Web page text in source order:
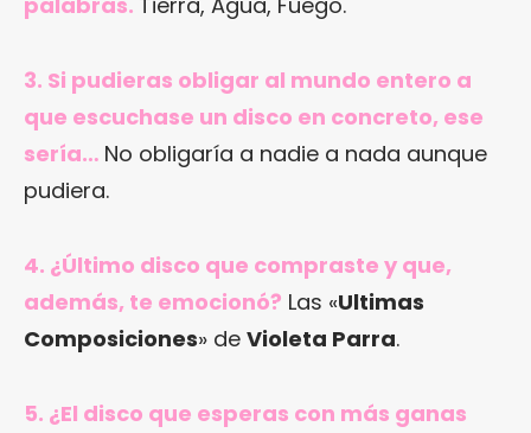
3. Si pudieras obligar al mundo entero a
que escuchase un disco en concreto, ese
sería… No obligaría a nadie a nada aunque
pudiera.
4. ¿Último disco que compraste y que,
además, te emocionó? Las «Ultimas
Composiciones» de Violeta Parra.
5. ¿El disco que esperas con más ganas